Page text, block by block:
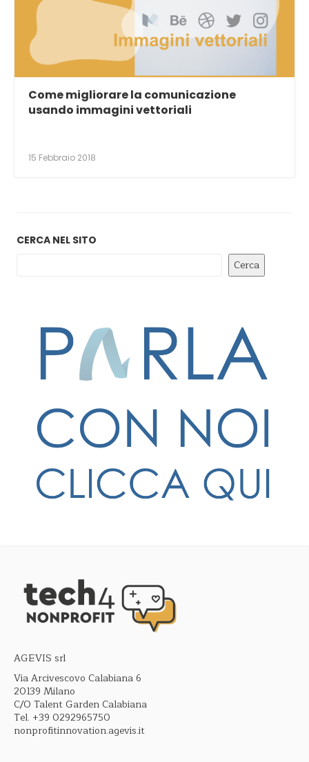
Come migliorare la comunicazione
usando immagini vettoriali
15 Febbraio 2018
CERCA NEL SITO
Cerca
AGEVIS srl
Via Arcivescovo Calabiana 6
20139 Milano
C/O Talent Garden Calabiana
Tel. +39 0292965750
nonprofitinnovation.agevis.it